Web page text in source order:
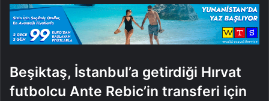
göndermek
Beşiktaş, İstanbul’a getirdiği Hırvat
futbolcu Ante Rebic’in transferi için